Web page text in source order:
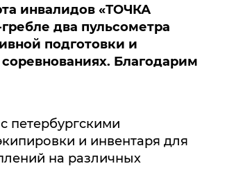
инвалидов «ТОЧКА
два пульсометра
подготовки и
Благодарим
петербургскими
и инвентаря для
на различных